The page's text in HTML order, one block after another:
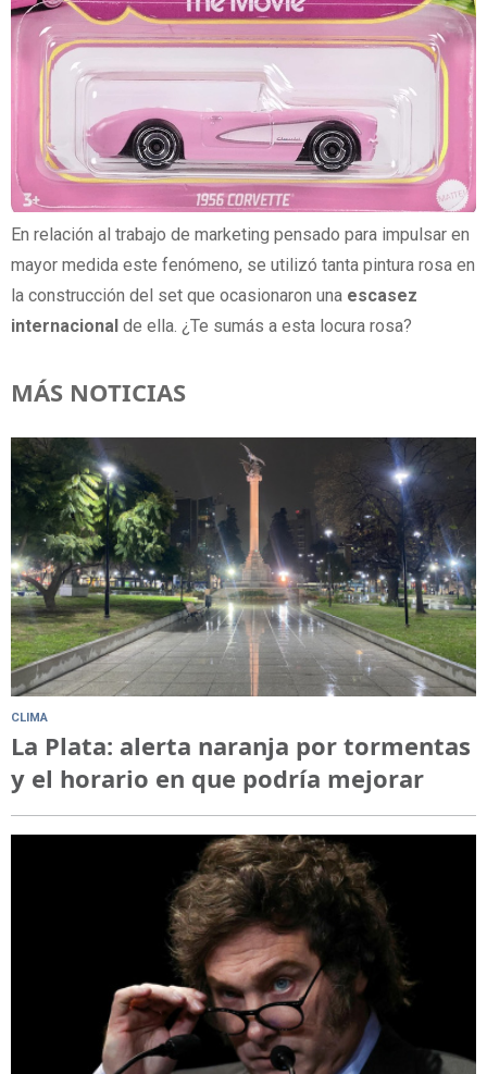
En relación al trabajo de marketing pensado para impulsar en
mayor medida este fenómeno, se utilizó tanta pintura rosa en
la construcción del set que ocasionaron una escasez
internacional de ella. ¿Te sumás a esta locura rosa?
MÁS NOTICIAS
CLIMA
La Plata: alerta naranja por tormentas
y el horario en que podría mejorar